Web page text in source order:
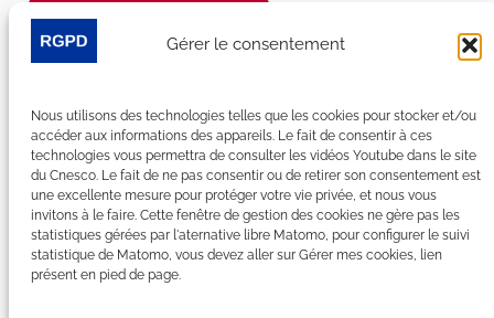
Gérer le consentement
Nous utilisons des technologies telles que les cookies pour stocker et/ou
accéder aux informations des appareils. Le fait de consentir à ces
technologies vous permettra de consulter les vidéos Youtube dans le site
du Cnesco. Le fait de ne pas consentir ou de retirer son consentement est
une excellente mesure pour protéger votre vie privée, et nous vous
invitons à le faire. Cette fenêtre de gestion des cookies ne gère pas les
statistiques gérées par l'aternative libre Matomo, pour configurer le suivi
statistique de Matomo, vous devez aller sur Gérer mes cookies, lien
présent en pied de page.
LinkedIn
YouTube
Facebook
Bluesky
Plan du site